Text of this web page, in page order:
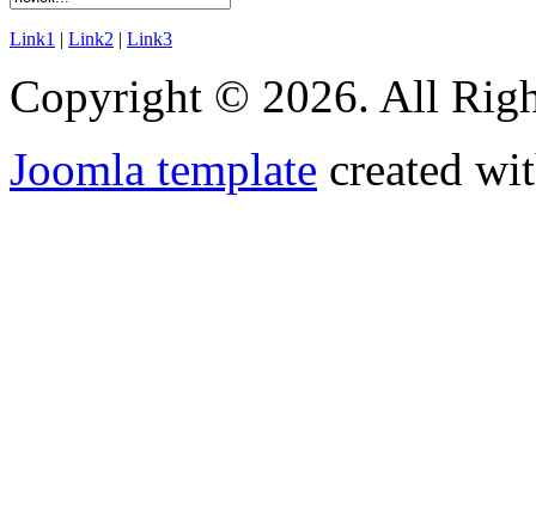
Link1 | Link2 | Link3
Copyright © 2026. All
Joomla template created